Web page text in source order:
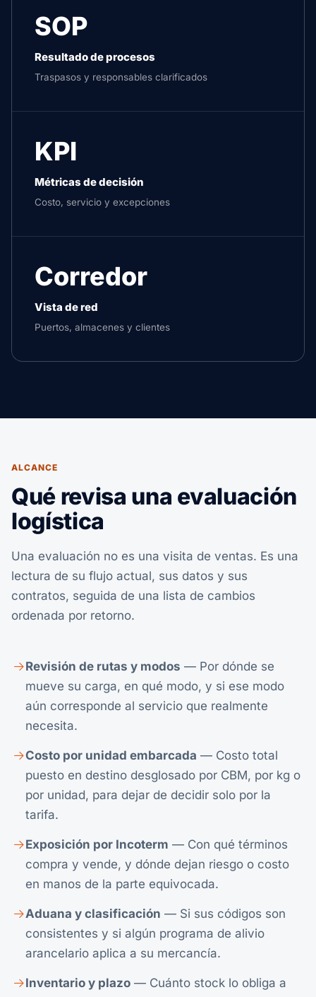
SOP
Resultado de procesos
Traspasos y responsables clarificados
KPI
Métricas de decisión
Costo, servicio y excepciones
Corredor
Vista de red
Puertos, almacenes y clientes
ALCANCE
Qué revisa una evaluación
logística
Una evaluación no es una visita de ventas. Es una
lectura de su flujo actual, sus datos y sus
contratos, seguida de una lista de cambios
ordenada por retorno.
Revisión de rutas y modos — Por dónde se
mueve su carga, en qué modo, y si ese modo
aún corresponde al servicio que realmente
necesita.
Costo por unidad embarcada — Costo total
puesto en destino desglosado por CBM, por kg o
por unidad, para dejar de decidir solo por la
tarifa.
Exposición por Incoterm — Con qué términos
compra y vende, y dónde dejan riesgo o costo
en manos de la parte equivocada.
Aduana y clasificación — Si sus códigos son
consistentes y si algún programa de alivio
arancelario aplica a su mercancía.
Inventario y plazo — Cuánto stock lo obliga a